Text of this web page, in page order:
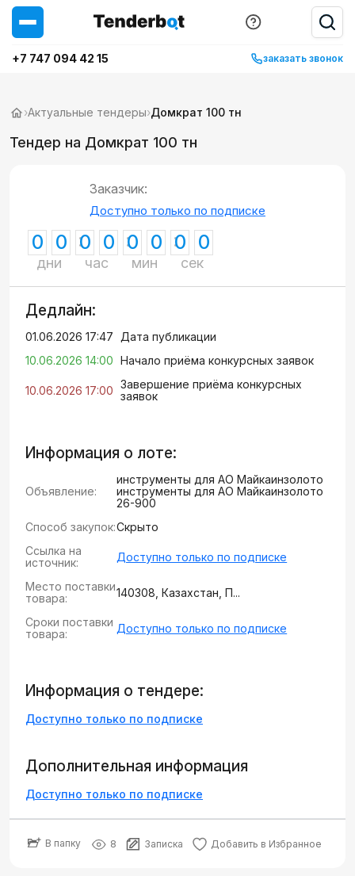
+7 747 094 42 15 заказать звонок
›Актуальные тендеры›Домкрат 100 тн
Тендер на Домкрат 100 тн
Заказчик:
Доступно только по подписке
0 0
дни
0 0
час
0 0
мин
0 0
сек
Дедлайн:
01.06.2026 17:47
Дата публикации
10.06.2026 14:00 Начало приёма конкурсных заявок
10.06.2026 17:00 Завершение приёма конкурсных
заявок
Информация о лоте:
Объявление:
инструменты для АО Майкаинзолото
инструменты для АО Майкаинзолото
26-900
Способ закупок:Скрыто
Ссылка на
источник:
Доступно только по подписке
Место поставки
товара:
140308, Казахстан, П...
Сроки поставки
товара:
Доступно только по подписке
Информация о тендере:
Доступно только по подписке
Дополнительная информация
Доступно только по подписке
В папку 8 Записка Добавить в Избранное